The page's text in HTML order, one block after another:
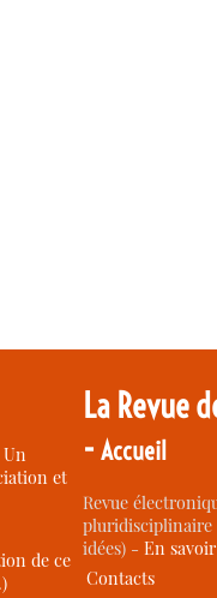
et
de ce
La Revue
-Accueil
Revue
idées) -En
Contacts